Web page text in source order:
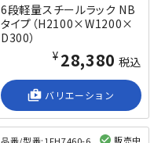
6段軽量スチールラック NB
タイプ（H2100×W1200×
D300）
¥28,380 税込
shop_2 バリエーション
品番/型番:1FH7460-6 販売中